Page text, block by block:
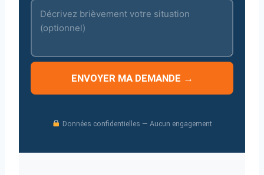
ENVOYER MA DEMANDE →
Données confidentielles — Aucun engagement